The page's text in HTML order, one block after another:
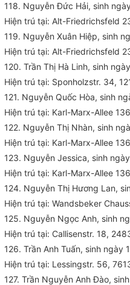
118. Nguyễn Đức Hải, sinh
Hiện trú tại: Alt-Friedrichsfeld
119. Nguyễn Xuân Hiệp, sinh
Hiện trú tại: Alt-Friedrichsfeld
120. Trần Thị Hà Linh, sinh
Hiện trú tại: Sponholzstr. 34,
121. Nguyễn Quốc Hòa, sinh
Hiện trú tại: Karl-Marx-Allee
122. Nguyễn Thị Nhàn, sinh
Hiện trú tại: Karl-Marx-Allee
123. Nguyễn Jessica, sinh
Hiện trú tại: Karl-Marx-Allee
124. Nguyễn Thị Hương Lan,
Hiện trú tại: Wandsbeker
125. Nguyễn Ngọc Anh, sinh
Hiện trú tại: Callisenstr. 18,
126. Trần Anh Tuấn, sinh ngày
Hiện trú tại: Lessingstr. 56,
127. Trần Nguyễn Anh Đào,